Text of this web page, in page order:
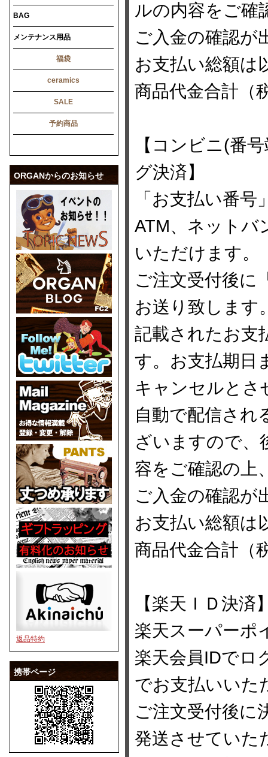
BAG
メンテナンス用品
福袋
ceramics
SALE
予約商品
ORGANからのお知らせ
返品特約
携帯ページ
ルの内容をご確
ご入金の確認が
お支払い総額は
商品代金合計（
【コンビニ(番
グ決済】
「お支払い番
ATM、ネットバ
いただけます。
ご注文受付後に
お送り致します
記載されたお支
す。お支払期日
キャンセルとさ
自動で配信され
ざいますので、
容をご確認の上
ご入金の確認が
お支払い総額は
商品代金合計（
【楽天ＩＤ決済
楽天スーパーポ
楽天会員IDでロ
でお支払いいた
ご注文受付後に
発送させていた